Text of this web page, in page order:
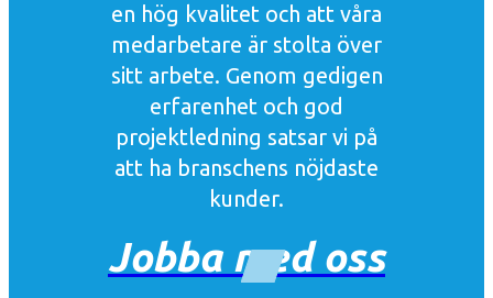
en hög kvalitet och att våra
medarbetare är stolta över
sitt arbete. Genom gedigen
erfarenhet och god
projektledning satsar vi på
att ha branschens nöjdaste
kunder.
Jobba med oss